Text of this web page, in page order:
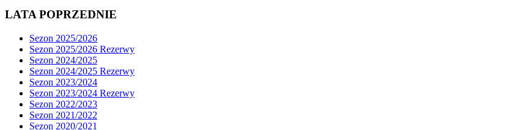
LATA POPRZEDNIE
Sezon 2025/2026
Sezon 2025/2026 Rezerwy
Sezon 2024/2025
Sezon 2024/2025 Rezerwy
Sezon 2023/2024
Sezon 2023/2024 Rezerwy
Sezon 2022/2023
Sezon 2021/2022
Sezon 2020/2021